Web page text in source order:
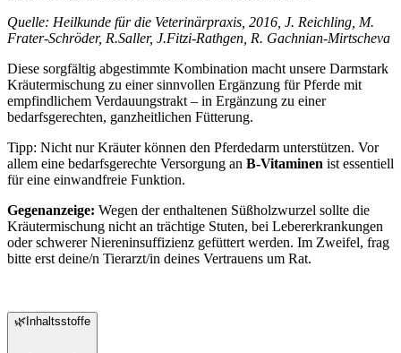
Quelle: Heilkunde für die Veterinärpraxis, 2016, J. Reichling, M.
Frater-Schröder, R.Saller, J.Fitzi-Rathgen, R. Gachnian-Mirtscheva
Diese sorgfältig abgestimmte Kombination macht unsere Darmstark
Kräutermischung zu einer sinnvollen Ergänzung für Pferde mit
empfindlichem Verdauungstrakt – in Ergänzung zu einer
bedarfsgerechten, ganzheitlichen Fütterung.
Tipp: Nicht nur Kräuter können den Pferdedarm unterstützen. Vor
allem eine bedarfsgerechte Versorgung an B-Vitaminen ist essentiell
für eine einwandfreie Funktion.
Gegenanzeige: Wegen der enthaltenen Süßholzwurzel sollte die
Kräutermischung nicht an trächtige Stuten, bei Lebererkrankungen
oder schwerer Niereninsuffizienz gefüttert werden. Im Zweifel, frag
bitte erst deine/n Tierarzt/in deines Vertrauens um Rat.
🌿 Inhaltsstoffe